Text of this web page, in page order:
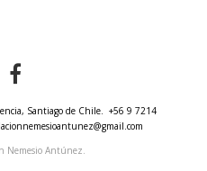
Santiago de Chile.
+56 9 7214
Nemesio Antúnez.